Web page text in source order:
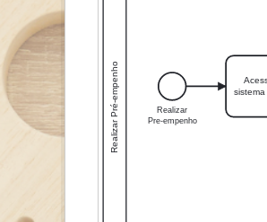
Realizar Pré-empenho Realizar
Pre-empenho